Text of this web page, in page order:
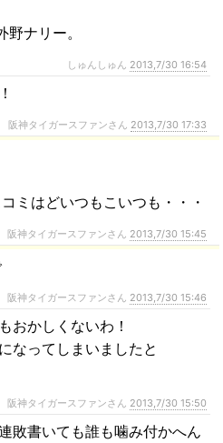
野ナリー。
しゅんしゅん 2013,7/30 16:54
阪神タイガースファンさん 2013,7/30 17:33
ミはどいつもこいつも・・・
阪神タイガースファンさん 2013,7/30 15:45
阪神タイガースファンさん 2013,7/30 15:46
おかしくないわ！
なってしまいましたと
阪神タイガースファンさん 2013,7/30 15:50
敗書いても誰も噛み付かへん